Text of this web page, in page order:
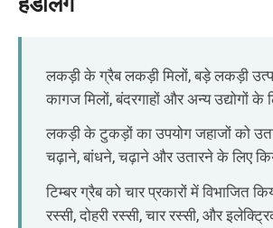
लकड़ी के ग्रैब लकड़ी मिलों, बड़े लकड़ी
कागज मिलों, बंदरगाहों और अन्य उद्योगों के
लकड़ी के टुकड़ों का उपयोग जहाजों को
चढ़ाने, बांधने, चढ़ाने और उतारने के लिए
टिम्बर ग्रैब को चार प्रकारों में विभाजित
रस्सी, दोहरी रस्सी, चार रस्सी, और
Dansk
Norsk
O‘zbekcha